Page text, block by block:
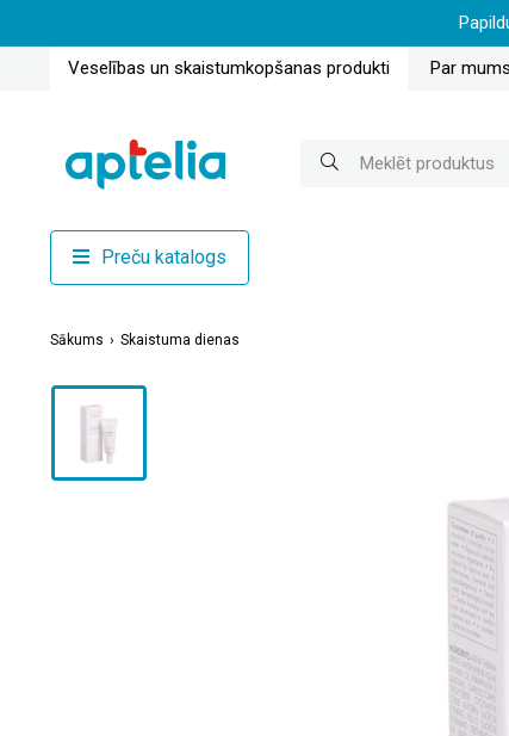
Veselības un skaistumkopšanas produkti Par mums
Preču katalogs
Sākums Skaistuma dienas